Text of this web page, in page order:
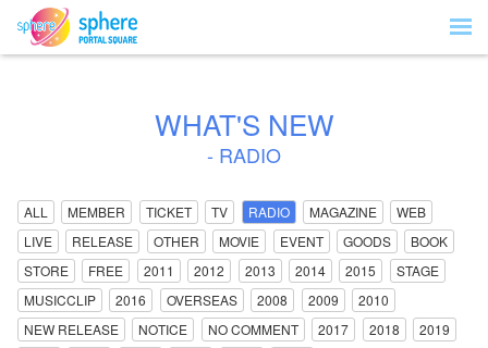
WHAT'S NEW
- RADIO
ALL MEMBER TICKET TV RADIO MAGAZINE
WEB
LIVE
RELEASE OTHER MOVIE EVENT GOODS
BOOK
STORE
FREE 2011 2012 2013 2014 2015
STAGE
MUSICCLIP
2016 OVERSEAS 2008 2009
2010
NEW RELEASE
NOTICE NO COMMENT 2017 2018
2019